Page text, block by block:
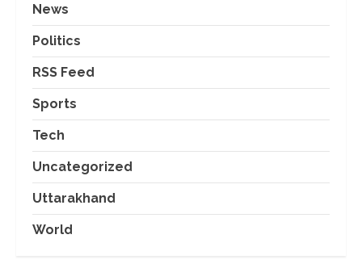
News
Politics
RSS Feed
Sports
Tech
Uncategorized
Uttarakhand
World